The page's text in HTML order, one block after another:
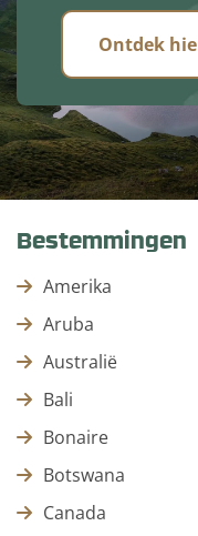
Ontdek
Bestemmingen
Amerika
Aruba
Australië
Bali
Bonaire
Botswana
Canada